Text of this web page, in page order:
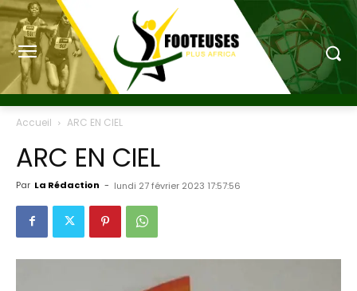
Accueil ARC EN CIEL
ARC EN CIEL
Par La Rédaction - lundi 27 février 2023 17:57:56